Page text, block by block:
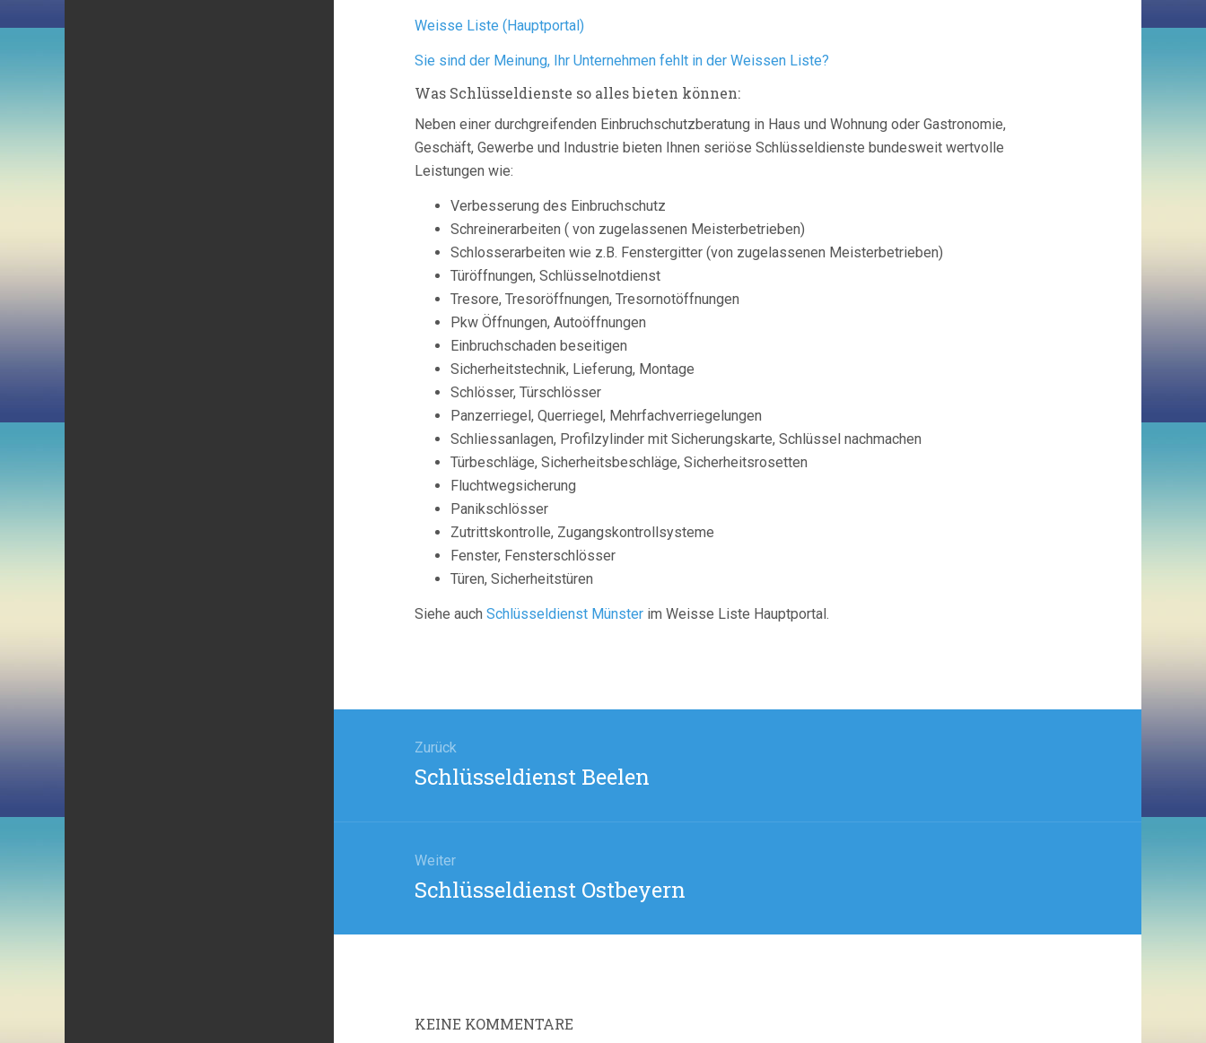
Weisse Liste (Hauptportal)
Sie sind der Meinung, Ihr Unternehmen fehlt in der Weissen Liste?
Was Schlüsseldienste so alles bieten können:
Neben einer durchgreifenden Einbruchschutzberatung in Haus und Wohnung oder Gastronomie,
Geschäft, Gewerbe und Industrie bieten Ihnen seriöse Schlüsseldienste bundesweit wertvolle
Leistungen wie:
Verbesserung des Einbruchschutz
Schreinerarbeiten ( von zugelassenen Meisterbetrieben)
Schlosserarbeiten wie z.B. Fenstergitter (von zugelassenen Meisterbetrieben)
Türöffnungen, Schlüsselnotdienst
Tresore, Tresoröffnungen, Tresornotöffnungen
Pkw Öffnungen, Autoöffnungen
Einbruchschaden beseitigen
Sicherheitstechnik, Lieferung, Montage
Schlösser, Türschlösser
Panzerriegel, Querriegel, Mehrfachverriegelungen
Schliessanlagen, Profilzylinder mit Sicherungskarte, Schlüssel nachmachen
Türbeschläge, Sicherheitsbeschläge, Sicherheitsrosetten
Fluchtwegsicherung
Panikschlösser
Zutrittskontrolle, Zugangskontrollsysteme
Fenster, Fensterschlösser
Türen, Sicherheitstüren
Siehe auch Schlüsseldienst Münster im Weisse Liste Hauptportal.
Zurück
Vorheriger
Schlüsseldienst Beelen
Weiter
Nächster
Schlüsseldienst Ostbeyern
KEINE KOMMENTARE